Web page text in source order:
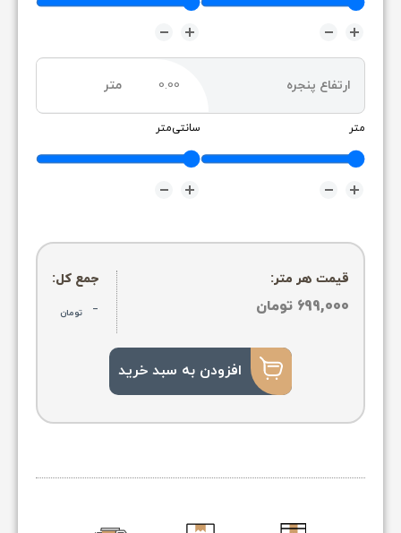
ارتفاع پنجره متر
متر سانتی‌متر
قیمت هر متر:
699,000 تومان
جمع کل:
- تومان
افزودن به سبد خرید